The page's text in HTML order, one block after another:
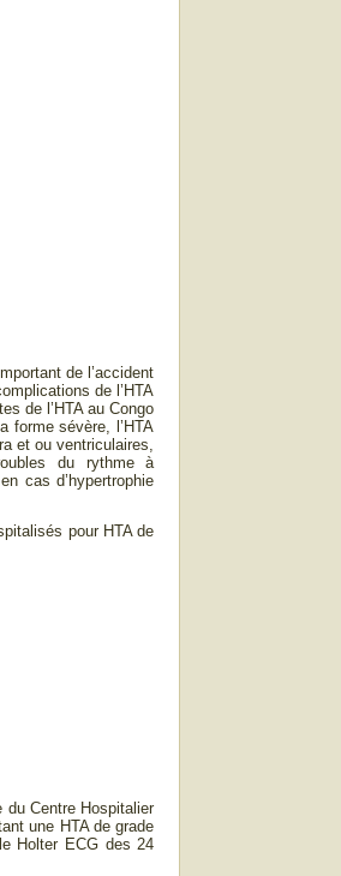
de l’accident
de l’HTA
de l’HTA au Congo
forme sévère, l’HTA
et ou ventriculaires,
du rythme à
cas d’hypertrophie
pour HTA de
du Centre Hospitalier
une HTA de grade
Holter ECG des 24